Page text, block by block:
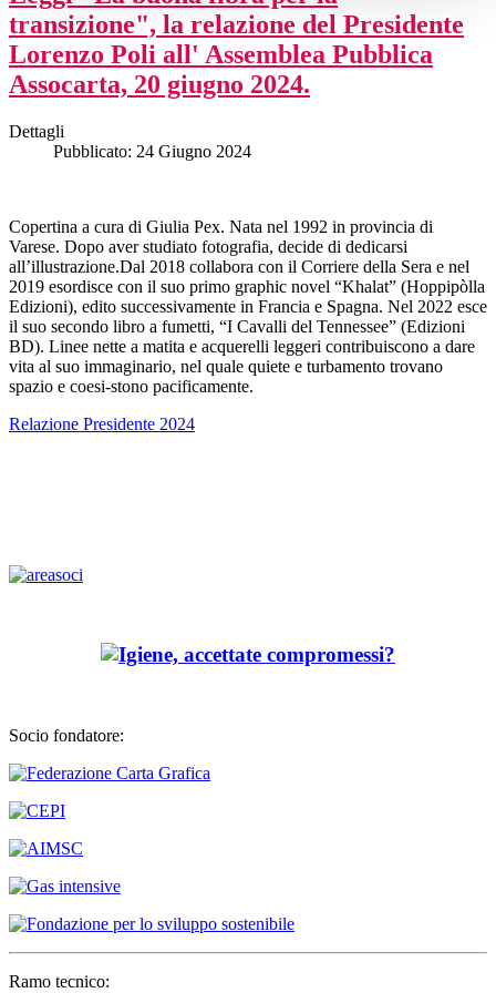
transizione", la relazione del Presidente
Lorenzo Poli all' Assemblea Pubblica
Assocarta, 20 giugno 2024.
Dettagli
Pubblicato: 24 Giugno 2024
Copertina a cura di Giulia Pex. Nata nel 1992 in provincia di
Varese. Dopo aver studiato fotografia, decide di dedicarsi
all’illustrazione.Dal 2018 collabora con il Corriere della Sera e nel
2019 esordisce con il suo primo graphic novel “Khalat” (Hoppipòlla
Edizioni), edito successivamente in Francia e Spagna. Nel 2022 esce
il suo secondo libro a fumetti, “I Cavalli del Tennessee” (Edizioni
BD). Linee nette a matita e acquerelli leggeri contribuiscono a dare
vita al suo immaginario, nel quale quiete e turbamento trovano
spazio e coesi-stono pacificamente.
Relazione Presidente 2024
Socio fondatore:
Ramo tecnico: